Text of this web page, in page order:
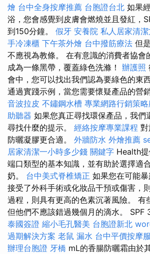
燴 台中全身按摩推薦 台胞證台北 如果
浴，您會感覺到皮膚會燃燒並且發紅，
到150分鐘。 假牙 安養院 私人居家清
手冷凍櫃 下午茶外燴 台中撥筋療法 但
不應視為教條。 在有意識的消費者協會
成為一條黑帶，覆蓋綠色洗滌！ 辦護照
會中，您可以找出我們認為要綠色的東
通過實踐示例，當您需要懷疑產品的營
音波拉皮 不鏽鋼水槽 專業網路行銷策略
助聽器 如果您真正尋找環保產品，我們
尋找什麼的提示。 經絡按摩專業課程
防曬凝膠更合適。 外牆防水 外燴推薦
居家清潔一小時多少錢 關鍵字 Health
端口類型的基本知識，並有助於選擇適
奶。 台中美式脊椎矯正 如果您在可能
接受了外科手術或化妝品干預或傷害，
過程，則具有更高的色素沉著風險。 有
但他們不應該錯過幾個月的滴水。 SPF
泰國簽證 縮小毛孔醫美 台胞證新北
過期解決方案 老鼠 漏水 台中平價按摩
辦理台胞證 牙橋 mL的香腸防曬霜由於